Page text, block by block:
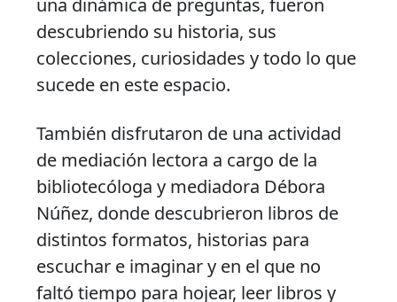
una dinámica de preguntas, fueron
descubriendo su historia, sus
colecciones, curiosidades y todo lo que
sucede en este espacio.
También disfrutaron de una actividad
de mediación lectora a cargo de la
bibliotecóloga y mediadora Débora
Núñez, donde descubrieron libros de
distintos formatos, historias para
escuchar e imaginar y en el que no
faltó tiempo para hojear, leer libros y